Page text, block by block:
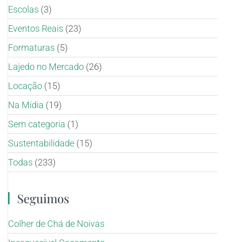
Escolas (3)
Eventos Reais (23)
Formaturas (5)
Lajedo no Mercado (26)
Locação (15)
Na Mídia (19)
Sem categoria (1)
Sustentabilidade (15)
Todas (233)
Seguimos
Colher de Chá de Noivas